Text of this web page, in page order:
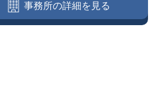
事務所の詳細を見る